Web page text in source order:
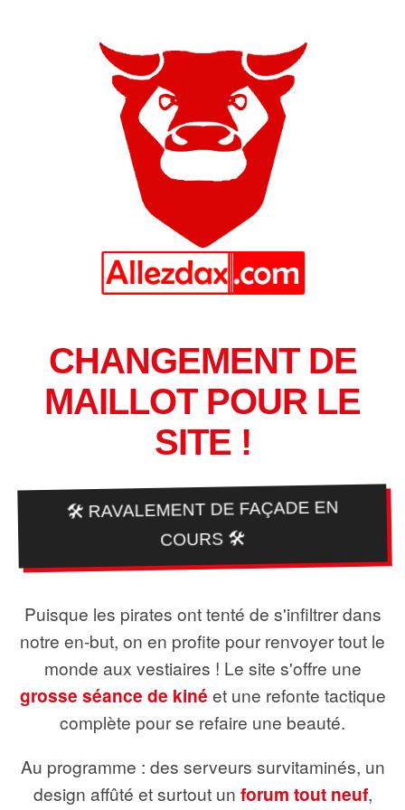
CHANGEMENT DE
MAILLOT POUR LE
SITE !
🛠️ RAVALEMENT DE FAÇADE EN
COURS 🛠️
Puisque les pirates ont tenté de s'infiltrer dans
notre en-but, on en profite pour renvoyer tout le
monde aux vestiaires ! Le site s'offre une
grosse séance de kiné et une refonte tactique
complète pour se refaire une beauté.
Au programme : des serveurs survitaminés, un
design affûté et surtout un forum tout neuf,